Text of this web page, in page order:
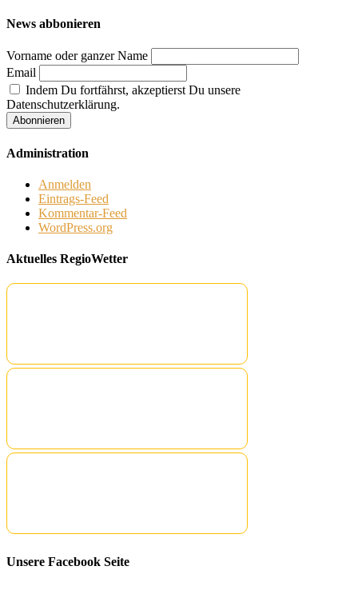
News abbonieren
Vorname oder ganzer Name
Email
Indem Du fortfährst, akzeptierst Du unsere
Datenschutzerklärung.
Administration
Anmelden
Eintrags-Feed
Kommentar-Feed
WordPress.org
Aktuelles RegioWetter
Unsere Facebook Seite